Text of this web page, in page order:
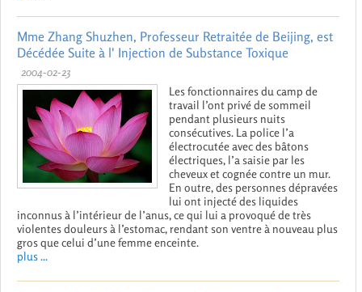
Mme Zhang Shuzhen, Professeur Retraitée de Beijing, est
Décédée Suite à l' Injection de Substance Toxique
2004-02-23
Les fonctionnaires du camp de
travail l’ont privé de sommeil
pendant plusieurs nuits
consécutives. La police l’a
électrocutée avec des bâtons
électriques, l’a saisie par les
cheveux et cognée contre un mur.
En outre, des personnes dépravées
lui ont injecté des liquides
inconnus à l’intérieur de l’anus, ce qui lui a provoqué de très
violentes douleurs à l’estomac, rendant son ventre à nouveau plus
gros que celui d’une femme enceinte.
plus ...